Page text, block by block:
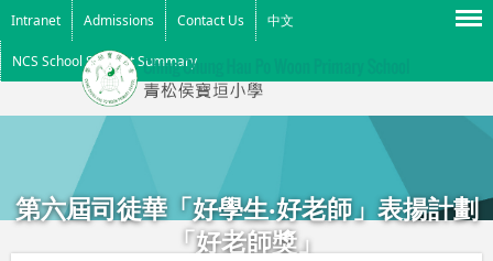
Intranet Admissions Contact Us 中文
NCS School Support Summary
第六屆司徒華「好學生‧好老師」表揚計劃
「好老師獎」
Menu